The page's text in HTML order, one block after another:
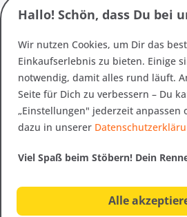
Hallo! Schön, dass Du bei
Wir nutzen Cookies, um Dir das
Einkaufserlebnis zu bieten. Einige
notwendig, damit alles rund läuft.
Seite für Dich zu verbessern – Du
„Einstellungen" jederzeit anpassen
dazu in unserer
Viel Spaß beim Stöbern! Dein
Alle